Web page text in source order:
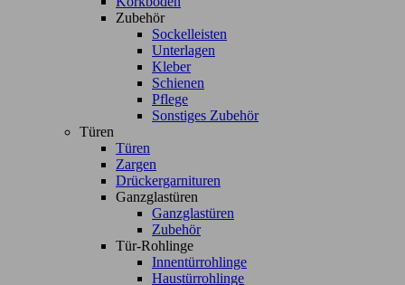
Zubehör
Sockelleisten
Unterlagen
Kleber
Schienen
Pflege
Sonstiges Zubehör
Türen
Türen
Zargen
Drückergarnituren
Ganzglastüren
Ganzglastüren
Zubehör
Tür-Rohlinge
Innentürrohlinge
Haustürrohlinge